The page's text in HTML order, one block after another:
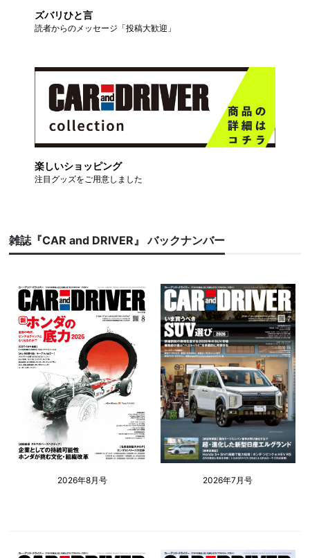
ズバリひと言
読者からのメッセージ「投稿大歓迎」
楽しいショッピング
注目グッズをご用意しました
雑誌『CAR and DRIVER』 バックナンバー
2026年8月号 2026年7月号